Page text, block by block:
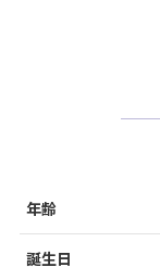
年齢
誕生日